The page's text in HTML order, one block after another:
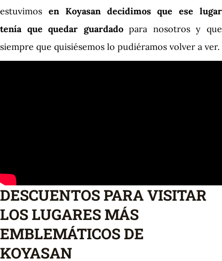
estuvimos en Koyasan decidimos que ese lugar
tenía que quedar guardadopara nosotros y que
siempre que quisiésemos lo pudiéramos volver a ver.
DESCUENTOS PARA VISITAR
LOS LUGARES MÁS
EMBLEMÁTICOS DE
KOYASAN